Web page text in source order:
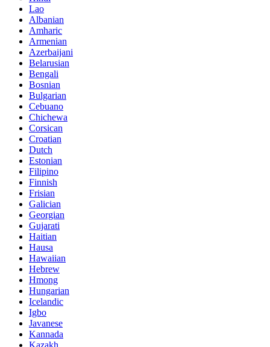
Lao
Albanian
Amharic
Armenian
Azerbaijani
Belarusian
Bengali
Bosnian
Bulgarian
Cebuano
Chichewa
Corsican
Croatian
Dutch
Estonian
Filipino
Finnish
Frisian
Galician
Georgian
Gujarati
Haitian
Hausa
Hawaiian
Hebrew
Hmong
Hungarian
Icelandic
Igbo
Javanese
Kannada
Kazakh